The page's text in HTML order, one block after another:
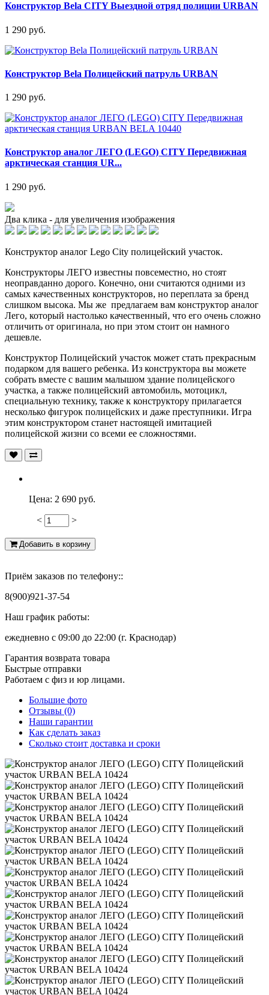
Конструктор Bela CITY Выездной отряд полиции URBAN
1 290 руб.
Конструктор Bela Полицейский патруль URBAN
1 290 руб.
Конструктор аналог ЛЕГО (LEGO) CITY Передвижная
арктическая станция UR...
1 290 руб.
Два клика - для увеличения изображения
Конструктор аналог Lego City полицейский участок.
Конструкторы ЛЕГО известны повсеместно, но стоят
неоправданно дорого. Конечно, они считаются одними из
самых качественных конструкторов, но переплата за бренд
слишком высока. Мы же предлагаем вам конструктор аналог
Лего, который настолько качественный, что его очень сложно
отличить от оригинала, но при этом стоит он намного
дешевле.
Конструктор Полицейский участок может стать прекрасным
подарком для вашего ребенка. Из конструктора вы можете
собрать вместе с вашим малышом здание полицейского
участка, а также полицейский автомобиль, мотоцикл,
специальную технику, также к конструктору прилагается
несколько фигурок полицейских и даже преступники. Игра
этим конструктором станет настоящей имитацией
полицейской жизни со всеми ее сложностями.
Цена: 2 690 руб.
< >
Добавить в корзину
Приём заказов по телефону::
8(900)921-37-54
Наш график работы:
ежедневно с 09:00 до 22:00 (г. Краснодар)
Гарантия возврата товара
Быстрые отправки
Работаем с физ и юр лицами.
Большие фото
Отзывы (0)
Наши гарантии
Как сделать заказ
Сколько стоит доставка и сроки